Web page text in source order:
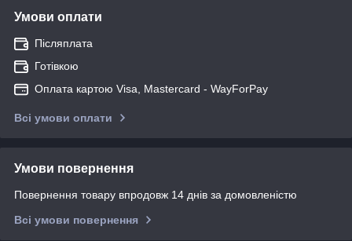
Умови оплати
Післяплата
Готівкою
Оплата картою Visa, Mastercard - WayForPay
Всі умови оплати
Умови повернення
Повернення товару впродовж 14 днів за домовленістю
Всі умови повернення